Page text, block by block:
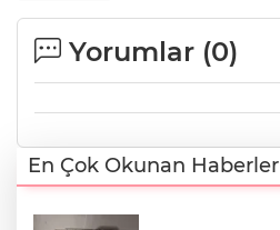
Yorumlar (0)
En Çok Okunan Haberler